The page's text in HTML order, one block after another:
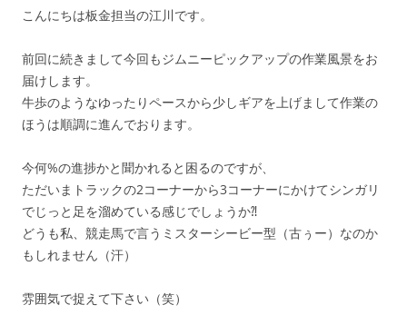
こんにちは板金担当の江川です。
前回に続きまして今回もジムニーピックアップの作業風景をお
届けします。
牛歩のようなゆったりペースから少しギアを上げまして作業の
ほうは順調に進んでおります。
今何%の進捗かと聞かれると困るのですが、
ただいまトラックの2コーナーから3コーナーにかけてシンガリ
でじっと足を溜めている感じでしょうか⁈
どうも私、競走馬で言うミスターシービー型（古ぅー）なのか
もしれません（汗）
雰囲気で捉えて下さい（笑）